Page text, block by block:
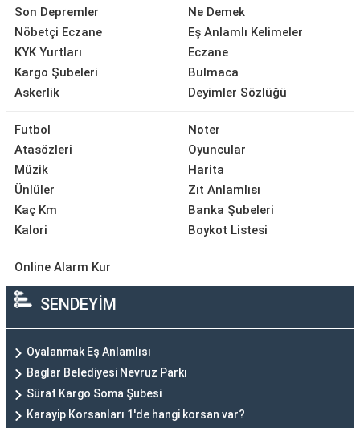
Son Depremler
Nöbetçi Eczane
KYK Yurtları
Kargo Şubeleri
Askerlik
Ne Demek
Eş Anlamlı Kelimeler
Eczane
Bulmaca
Deyimler Sözlüğü
Futbol
Atasözleri
Müzik
Ünlüler
Kaç Km
Kalori
Noter
Oyuncular
Harita
Zıt Anlamlısı
Banka Şubeleri
Boykot Listesi
Online Alarm Kur
SENDEYİM
Oyalanmak Eş Anlamlısı
Baglar Belediyesi Nevruz Parkı
Sürat Kargo Soma Şubesi
Karayip Korsanları 1'de hangi korsan var?